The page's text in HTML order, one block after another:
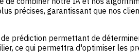
précises, garantissant que nos
prédiction permettant de
ce qui permettra d'optimiser les